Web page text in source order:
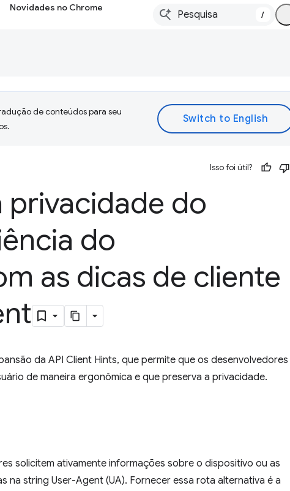
Novidades no Chrome
/
de conteúdos para seu
Isso foi útil?
do
do
as dicas de cliente
da API Client Hints, que permite que os desenvolvedores
de maneira ergonômica e que preserva a privacidade.
solicitem ativamente informações sobre o dispositivo ou as
na string User-Agent (UA). Fornecer essa rota alternativa é a